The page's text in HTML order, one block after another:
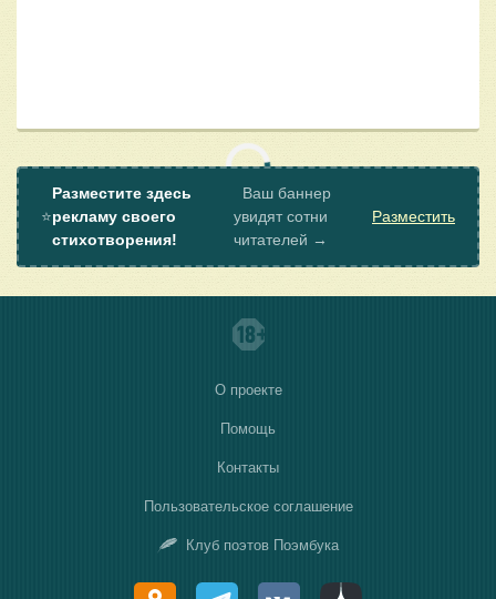
⭐
Разместите здесь
рекламу своего
стихотворения!
Ваш баннер
увидят сотни
читателей →
Разместить
О проекте
Помощь
Контакты
Пользовательское соглашение
Клуб поэтов Поэмбука